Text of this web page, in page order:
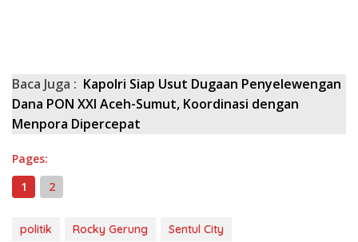
Baca Juga : Kapolri Siap Usut Dugaan Penyelewengan
Dana PON XXI Aceh-Sumut, Koordinasi dengan
Menpora Dipercepat
Pages:
1
2
politik Rocky Gerung Sentul City